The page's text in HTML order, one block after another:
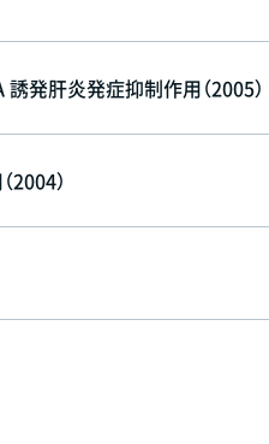
発肝炎発症抑制作用（2005）
）